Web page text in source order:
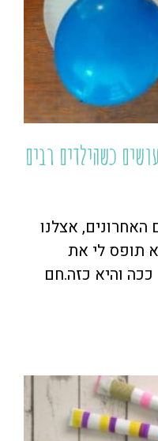
כשהילדים רבים
אצלנו
תופס לי את
והיא כזה.חם